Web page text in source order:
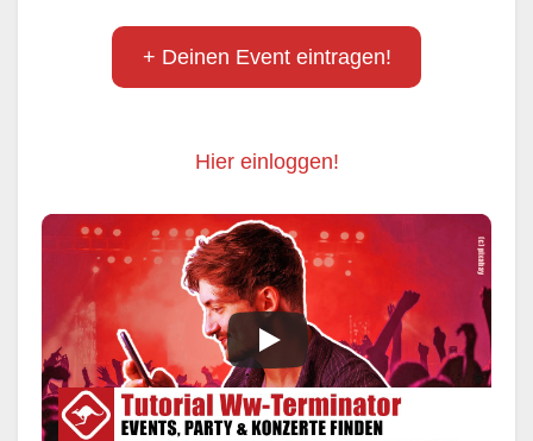
+ Deinen Event eintragen!
Hier einloggen!